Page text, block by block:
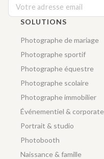
SOLUTIONS
Photographe de mariage
Photographe sportif
Photographe équestre
Photographe scolaire
Photographe immobilier
Événementiel & corporate
Portrait & studio
Photobooth
Naissance & famille